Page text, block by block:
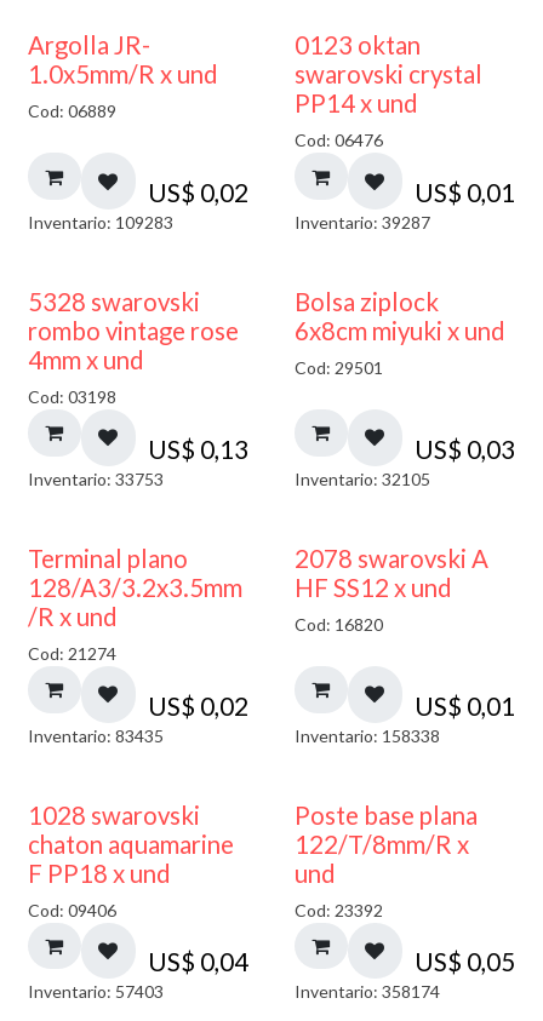
Argolla JR-
1.0x5mm/R x und
Cod: 06889
US$ 0,02
Inventario: 109283
0123 oktan
swarovski crystal
PP14 x und
Cod: 06476
US$ 0,01
Inventario: 39287
5328 swarovski
rombo vintage rose
4mm x und
Cod: 03198
US$ 0,13
Inventario: 33753
¡NUEVO!
Bolsa ziplock
6x8cm miyuki x und
Cod: 29501
US$ 0,03
Inventario: 32105
Terminal plano
128/A3/3.2x3.5mm
/R x und
Cod: 21274
US$ 0,02
Inventario: 83435
2078 swarovski A
HF SS12 x und
Cod: 16820
US$ 0,01
Inventario: 158338
1028 swarovski
chaton aquamarine
F PP18 x und
Cod: 09406
US$ 0,04
Inventario: 57403
Poste base plana
122/T/8mm/R x
und
Cod: 23392
US$ 0,05
Inventario: 358174